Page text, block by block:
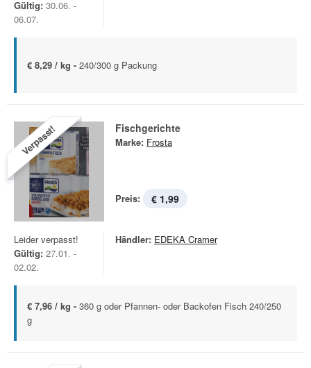
Gültig: 30.06. -
06.07.
€ 8,29 / kg - 240/300 g Packung
Verpasst! Fischgerichte
Marke: Frosta
Preis: € 1,99
Leider verpasst!
Gültig: 27.01. -
02.02.
Händler: EDEKA Cramer
€ 7,96 / kg - 360 g oder Pfannen- oder Backofen Fisch 240/250
g